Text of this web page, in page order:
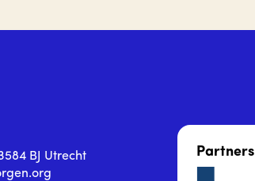
BJ Utrecht
Partners